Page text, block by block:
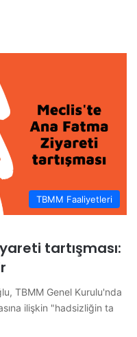
TBMM Faaliyetleri
tartışması:
TBMM Genel Kurulu'nda
ilişkin "hadsizliğin ta